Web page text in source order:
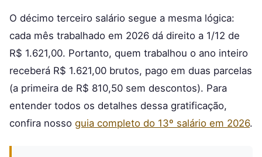
O décimo terceiro salário segue a mesma lógica:
cada mês trabalhado em 2026 dá direito a 1/12 de
R$ 1.621,00. Portanto, quem trabalhou o ano inteiro
receberá R$ 1.621,00 brutos, pago em duas parcelas
(a primeira de R$ 810,50 sem descontos). Para
entender todos os detalhes dessa gratificação,
confira nosso guia completo do 13º salário em 2026.